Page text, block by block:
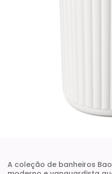
A coleção de banheiros